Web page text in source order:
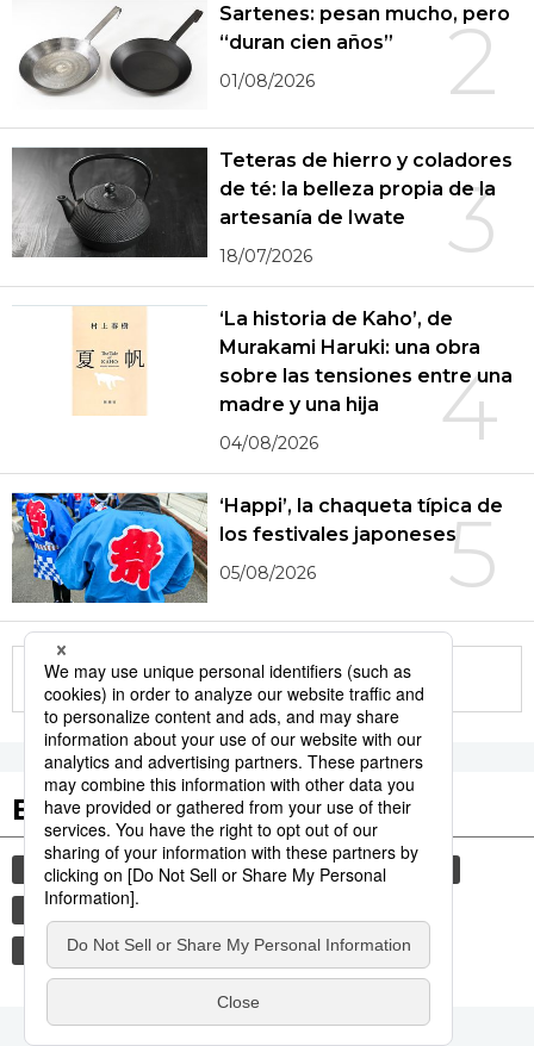
2
Sartenes: pesan mucho, pero
“duran cien años”
01/08/2026
3
Teteras de hierro y coladores
de té: la belleza propia de la
artesanía de Iwate
18/07/2026
4
‘La historia de Kaho’, de
Murakami Haruki: una obra
sobre las tensiones entre una
madre y una hija
04/08/2026
5
‘Happi’, la chaqueta típica de
los festivales japoneses
05/08/2026
More in this series
Etiquetas destacadas
cultura sociedad gastronomía
vida
comida
economía
política